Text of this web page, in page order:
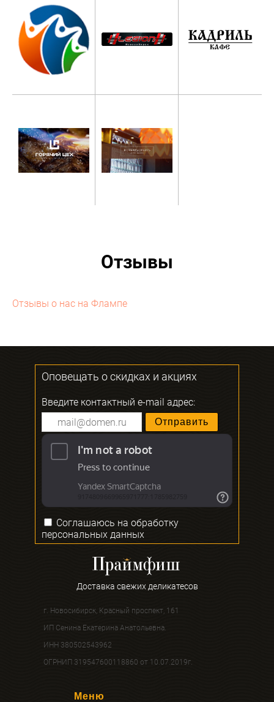
Отзывы
Отзывы о нас на Флампе
Доставка свежих деликатесов
г. Новосибирск, Красный проспект, 161
ИП Сенина Екатерина Анатольевна.
ИНН 380502543962
ОГРНИП 319547600118860 от 10.07.2019г.
Оповещать о скидках и акциях
Введите контактный e-mail адрес:
Соглашаюсь на обработку
персональных данных
Меню